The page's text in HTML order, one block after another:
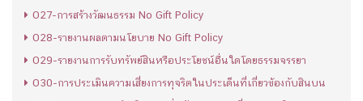
O27-การสร้างวัฒนธรรม No Gift Policy
O28-รายงานผลตามนโยบาย No Gift Policy
O29-รายงานการรับทรัพย์สินหรือประโยชน์อื่นใดโดยธรรมจรรยา
O30-การประเมินความเสี่ยงการทุจริตในประเด็นที่เกี่ยวข้องกับสินบน